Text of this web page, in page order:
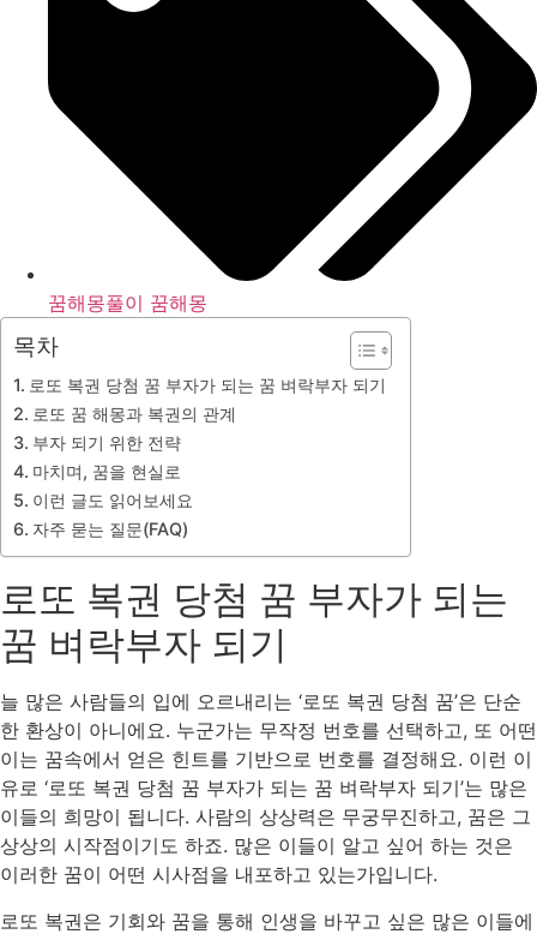
꿈해몽풀이 꿈해몽
목차
로또 복권 당첨 꿈 부자가 되는 꿈 벼락부자 되기
로또 꿈 해몽과 복권의 관계
부자 되기 위한 전략
마치며, 꿈을 현실로
이런 글도 읽어보세요
자주 묻는 질문(FAQ)
로또 복권 당첨 꿈 부자가 되는
꿈 벼락부자 되기
늘 많은 사람들의 입에 오르내리는 ‘로또 복권 당첨 꿈’은 단순
한 환상이 아니에요. 누군가는 무작정 번호를 선택하고, 또 어떤
이는 꿈속에서 얻은 힌트를 기반으로 번호를 결정해요. 이런 이
유로 ‘로또 복권 당첨 꿈 부자가 되는 꿈 벼락부자 되기’는 많은
이들의 희망이 됩니다. 사람의 상상력은 무궁무진하고, 꿈은 그
상상의 시작점이기도 하죠. 많은 이들이 알고 싶어 하는 것은
이러한 꿈이 어떤 시사점을 내포하고 있는가입니다.
로또 복권은 기회와 꿈을 통해 인생을 바꾸고 싶은 많은 이들에